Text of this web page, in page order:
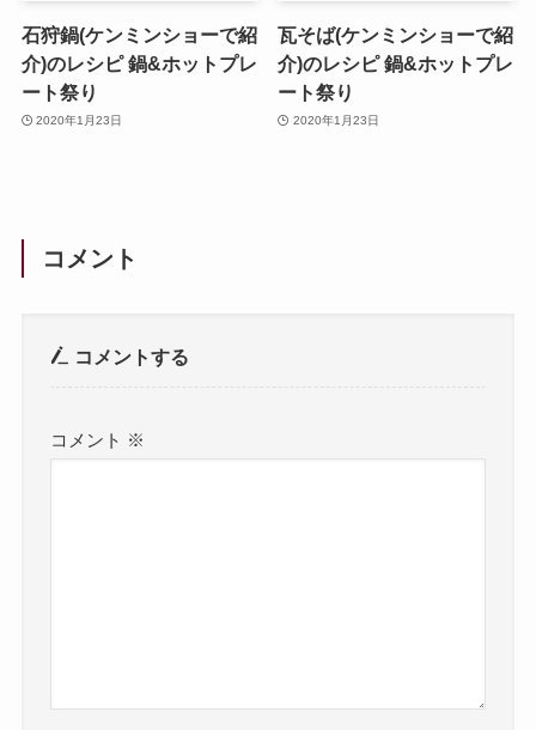
石狩鍋(ケンミンショーで紹
介)のレシピ 鍋&ホットプレ
ート祭り
2020年1月23日
瓦そば(ケンミンショーで紹
介)のレシピ 鍋&ホットプレ
ート祭り
2020年1月23日
コメント
コメントする
コメント ※